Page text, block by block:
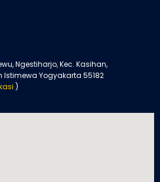
Ngestiharjo, Kec. Kasihan,
Istimewa Yogyakarta 55182
)